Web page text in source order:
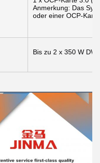
Anmerkung: Das
oder einer OCP-
Bis zu 2 x 350 W DW